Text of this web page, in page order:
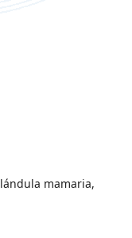
mamaria,